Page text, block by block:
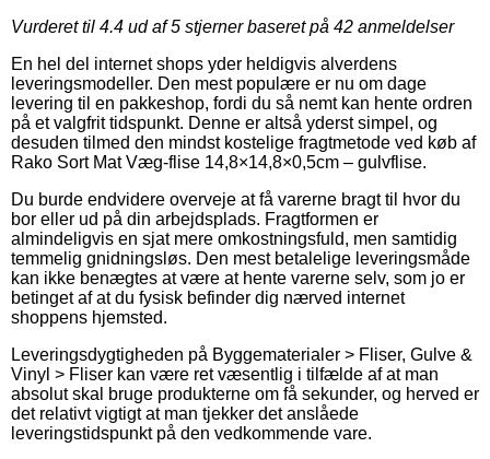
Vurderet til 4.4 ud af 5 stjerner baseret på 42 anmeldelser
En hel del internet shops yder heldigvis alverdens
leveringsmodeller. Den mest populære er nu om dage
levering til en pakkeshop, fordi du så nemt kan hente ordren
på et valgfrit tidspunkt. Denne er altså yderst simpel, og
desuden tilmed den mindst kostelige fragtmetode ved køb af
Rako Sort Mat Væg-flise 14,8×14,8×0,5cm – gulvflise.
Du burde endvidere overveje at få varerne bragt til hvor du
bor eller ud på din arbejdsplads. Fragtformen er
almindeligvis en sjat mere omkostningsfuld, men samtidig
temmelig gnidningsløs. Den mest betalelige leveringsmåde
kan ikke benægtes at være at hente varerne selv, som jo er
betinget af at du fysisk befinder dig nærved internet
shoppens hjemsted.
Leveringsdygtigheden på Byggematerialer > Fliser, Gulve &
Vinyl > Fliser kan være ret væsentlig i tilfælde af at man
absolut skal bruge produkterne om få sekunder, og herved er
det relativt vigtigt at man tjekker det anslåede
leveringstidspunkt på den vedkommende vare.